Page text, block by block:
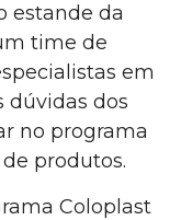
estande da
time de
em
dúvidas dos
no programa
produtos.
Coloplast